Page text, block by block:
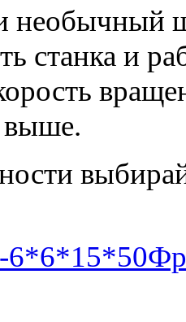
необычный
станка и
выше.
6*6*15*50